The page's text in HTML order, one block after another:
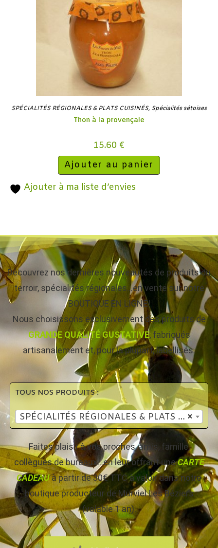
SPÉCIALITÉS RÉGIONALES & PLATS CUISINÉS, Spécialités sétoises
Thon à la provençale
15.60 €
Ajouter au panier
Ajouter à ma liste d’envies
Découvrez nos dernières nouveautés de produits du
terroir, spécialités régionales…en vente sur notre
BOUTIQUE EN LIGNE!
Nous choisissons exclusivement des produits de
GRANDE QUALITÉ GUSTATIVE, fabriqués
artisanalement et, pour la plupart, labellisés.
TOUS NOS PRODUITS :
×
SPÉCIALITÉS RÉGIONALES & PLATS CUISINÉS
Faites plaisir à vos proches, amis, famille,
collègues de bureaux…en leur offrant uneCARTE
CADEAUà partir de 30€ TTC à valoir dans notre
boutique producteur de Murviel Les Béziers
(valable 1 an).